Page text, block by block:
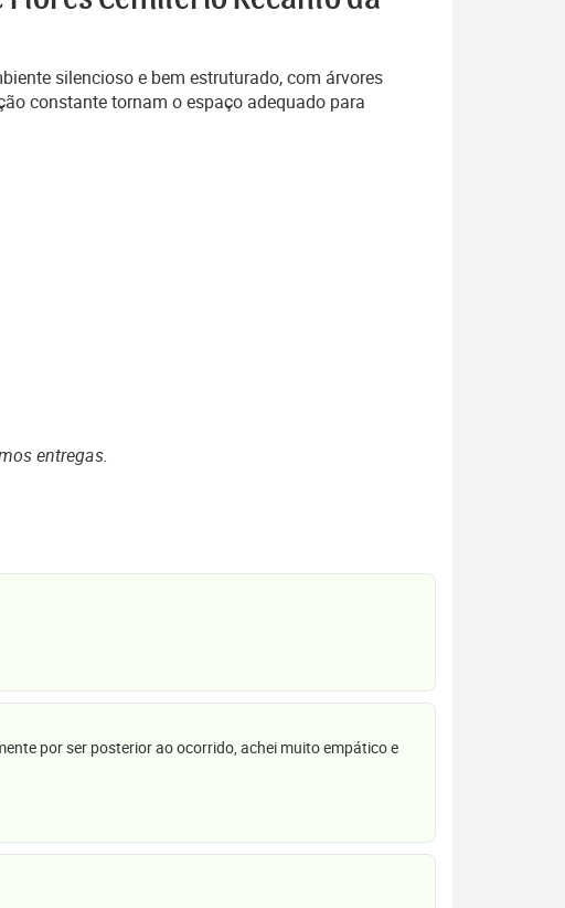
silencioso e bem estruturado, com árvores
constante tornam o espaço adequado para
entregas.
por ser posterior ao ocorrido, achei muito empático e